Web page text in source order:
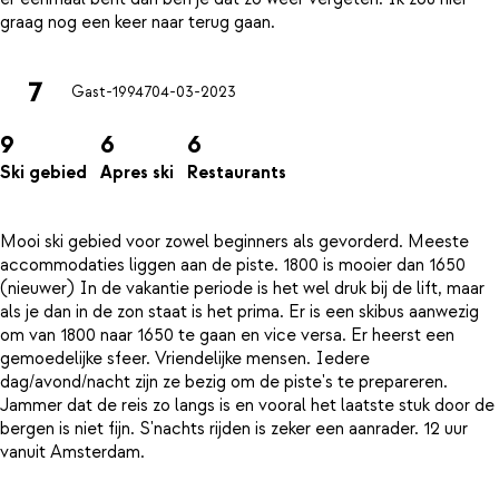
7 Gast-1994704-03-2023
9
Ski gebied
6
Apres ski
6
Restaurants
Mooi ski gebied voor zowel beginners als gevorderd. Meeste
accommodaties liggen aan de piste. 1800 is mooier dan 1650
(nieuwer) In de vakantie periode is het wel druk bij de lift, maar
als je dan in de zon staat is het prima. Er is een skibus aanwezig
om van 1800 naar 1650 te gaan en vice versa. Er heerst een
gemoedelijke sfeer. Vriendelijke mensen. Iedere
dag/avond/nacht zijn ze bezig om de piste's te prepareren.
Jammer dat de reis zo langs is en vooral het laatste stuk door de
bergen is niet fijn. S'nachts rijden is zeker een aanrader. 12 uur